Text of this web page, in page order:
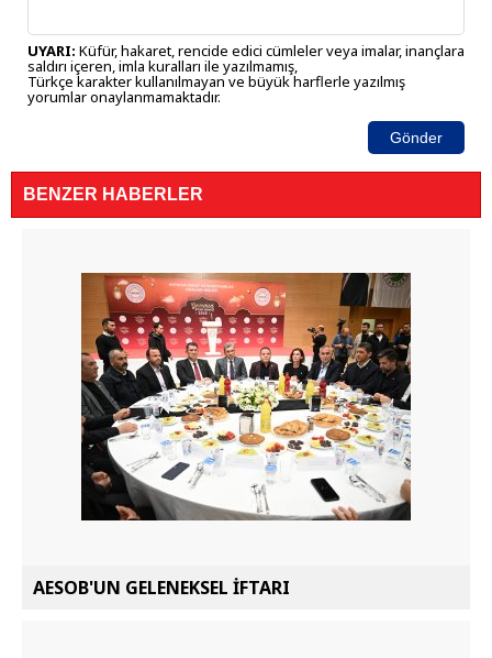
UYARI: Küfür, hakaret, rencide edici cümleler veya imalar, inançlara
saldırı içeren, imla kuralları ile yazılmamış,
Türkçe karakter kullanılmayan ve büyük harflerle yazılmış
yorumlar onaylanmamaktadır.
Gönder
BENZER HABERLER
AESOB'UN GELENEKSEL İFTARI